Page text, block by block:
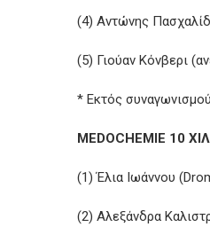
(4) Αντώνης
(5) Γιούαν
* Εκτός
MEDOCHEMIE 10
(1) Έλια Ιωάννου
(2) Αλεξάνδρα